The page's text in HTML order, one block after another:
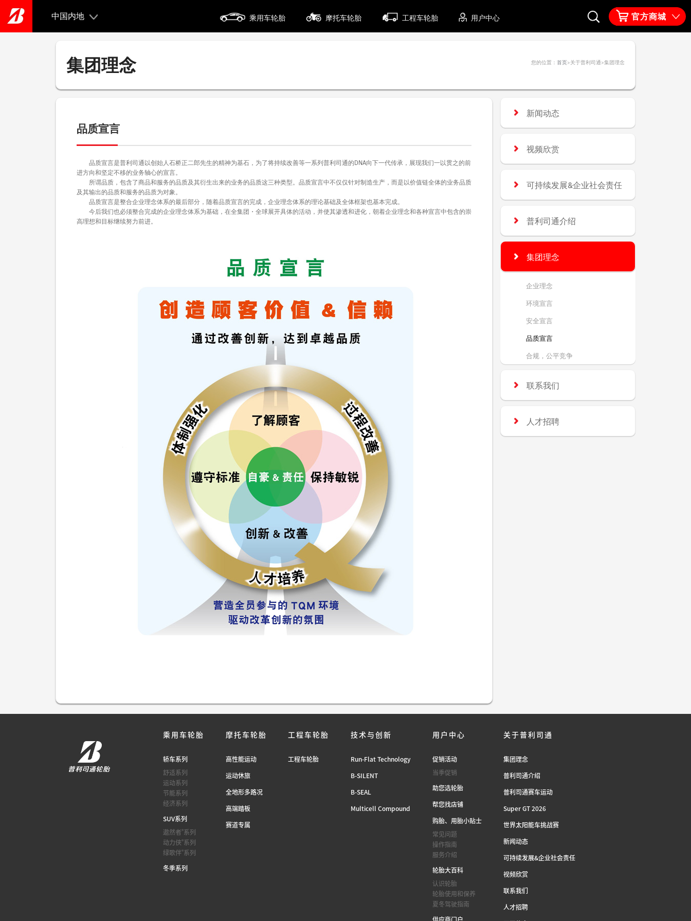
main
中国内地 乘用车轮胎 摩托车轮胎 工程车轮胎 用户中心 官方商城
集团理念 您的位置：首页>关于普利司通>集团理念
品质宣言
品质宣言是普利司通以创始人石桥正二郎先生的精神为基石，为了将持续改善等一系列普利司通的DNA向下一代传承，展现我们一以贯之的前
进方向和坚定不移的业务轴心的宣言。
所谓品质，包含了商品和服务的品质及其衍生出来的业务的品质这三种类型。品质宣言中不仅仅针对制造生产，而是以价值链全体的业务品质
及其输出的品质和服务的品质为对象。
品质宣言是整合企业理念体系的最后部分，随着品质宣言的完成，企业理念体系的理论基础及全体框架也基本完成。
今后我们也必须整合完成的企业理念体系为基础，在全集团・全球展开具体的活动，并使其渗透和进化，朝着企业理念和各种宣言中包含的崇
高理想和目标继续努力前进。
新闻动态
视频欣赏
可持续发展&企业社会责任
普利司通介绍
集团理念
企业理念
环境宣言
安全宣言
品质宣言
合规，公平竞争
联系我们
人才招聘
乘用车轮胎
轿车系列
舒适系列
运动系列
节能系列
经济系列
SUV系列
遨然者®系列
动力侠®系列
绿歌伴®系列
冬季系列
摩托车轮胎
高性能运动
运动休旅
全地形多路况
高端踏板
赛道专属
工程车轮胎
工程车轮胎
技术与创新
Run-Flat Technology
B-SILENT
B-SEAL
Multicell Compound
用户中心
促销活动
当季促销
助您选轮胎
帮您找店铺
购胎、用胎小贴士
常见问题
操作指南
服务介绍
轮胎大百科
认识轮胎
轮胎使用和保养
夏冬驾驶指南
关于普利司通
集团理念
普利司通介绍
普利司通赛车运动
Super GT 2026
世界太阳能车挑战赛
新闻动态
可持续发展&企业社会责任
视频欣赏
联系我们
人才招聘